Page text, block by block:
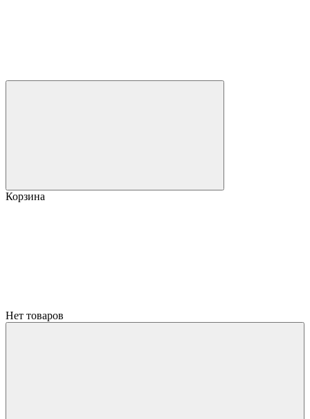
Корзина
Нет товаров